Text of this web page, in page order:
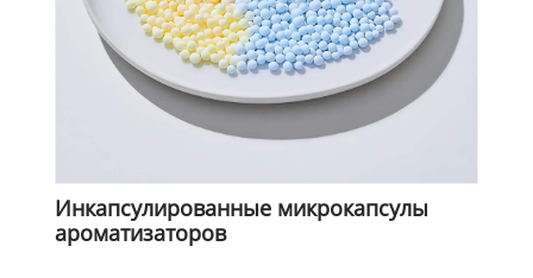
Инкапсулированные микрокапсулы
ароматизаторов